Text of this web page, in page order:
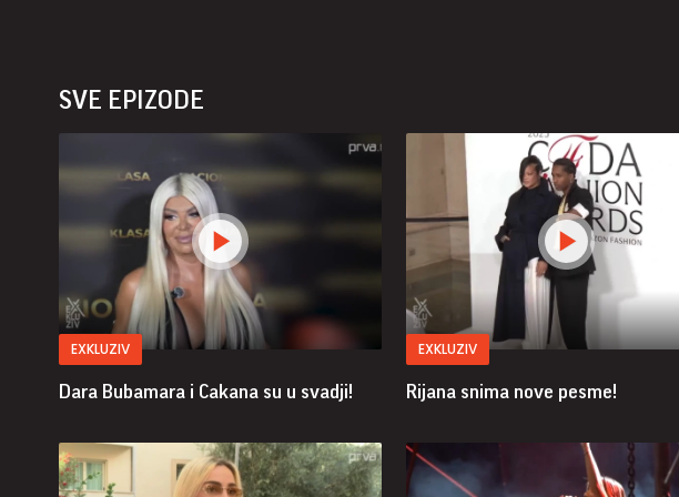
SVE EPIZODE
EXKLUZIV
Dara Bubamara i Cakana su u svadji!
EXKLUZIV
Rijana snima nove pesme!